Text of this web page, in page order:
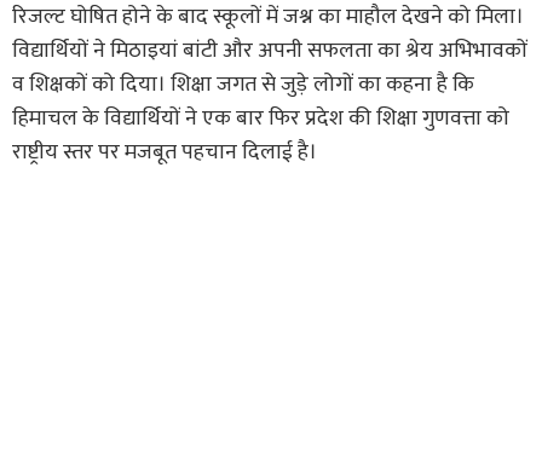
रिजल्ट घोषित होने के बाद स्कूलों में जश्न का माहौल देखने को मिला।
विद्यार्थियों ने मिठाइयां बांटी और अपनी सफलता का श्रेय अभिभावकों
व शिक्षकों को दिया। शिक्षा जगत से जुड़े लोगों का कहना है कि
हिमाचल के विद्यार्थियों ने एक बार फिर प्रदेश की शिक्षा गुणवत्ता को
राष्ट्रीय स्तर पर मजबूत पहचान दिलाई है।